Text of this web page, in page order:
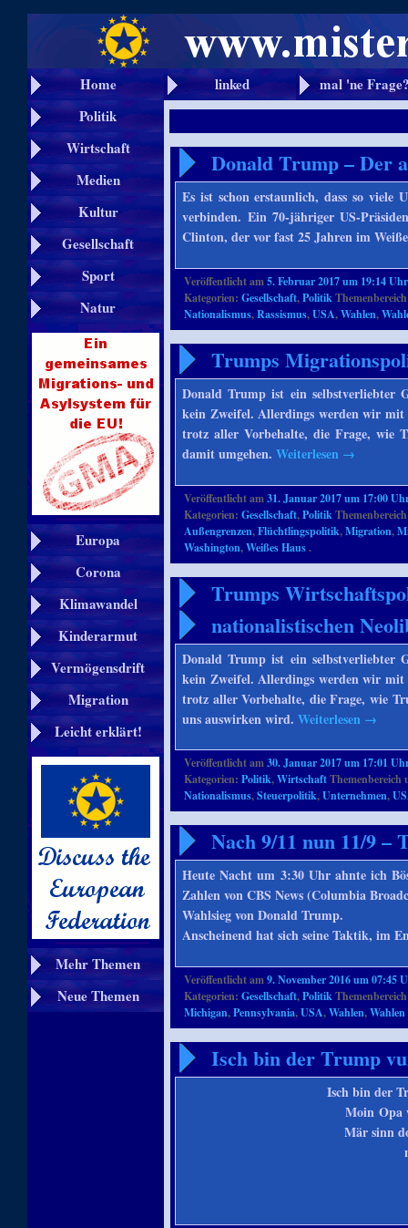
Home linked
mal 'ne
Politik
Wirtschaft
Medien
Kultur
Gesellschaft
Sport
Natur
Europa
Corona
Klimawandel
Kinderarmut
Vermögensdrift
Migration
Leicht erklärt!
Mehr Themen
Neue Themen
Donald Trump – Der
Es ist schon erstaunlich, dass so
verbinden. Ein 70-jähriger US-
Clinton, der vor fast 25 Jahren im
Veröffentlicht am5. Februar 2017 um 19:14 Uhr
Kategorien:Gesellschaft,Politik
Nationalismus,Rassismus,USA,Wahlen,
Trumps
Donald Trump ist ein selbstverliebter
kein Zweifel. Allerdings werden wir mit
trotz aller Vorbehalte, die Frage, wie
damit umgehen.Weiterlesen →
Veröffentlicht am31. Januar 2017 um 17:00
Kategorien:Gesellschaft,Politik
Außengrenzen,Flüchtlingspolitik,Migration,
Washington,Weißes Haus.
Trumps
nationalistischen
Donald Trump ist ein selbstverliebter
kein Zweifel. Allerdings werden wir mit
trotz aller Vorbehalte, die Frage, wie
uns auswirken wird.Weiterlesen →
Veröffentlicht am30. Januar 2017 um 17:01
Kategorien:Politik,Wirtschaft
Nationalismus,Steuerpolitik,Unternehmen,
Nach 9/11 nun 11/9 –
Heute Nacht um 3:30 Uhr ahnte ich
Zahlen von CBS News (Columbia
Wahlsieg von Donald Trump.
Anscheinend hat sich seine Taktik, im
Veröffentlicht am9. November 2016 um 07:45
Kategorien:Gesellschaft,Politik
Michigan,Pennsylvania,USA,Wahlen,
Isch bin der Trump
Isch bin der
Moin Opa
Mär sinn